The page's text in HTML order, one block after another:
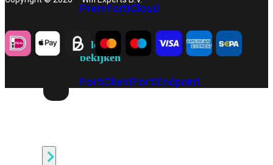
PremFortiCloud
Alles
bekijken
FortiClientFortiEndpoint